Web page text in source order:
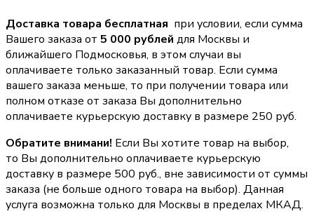
Доставка товара бесплатная при условии, если сумма
Вашего заказа от 5 000 рублей для Москвы и
ближайшего Подмосковья, в этом случаи вы
оплачиваете только заказанный товар. Если сумма
вашего заказа меньше, то при получении товара или
полном отказе от заказа Вы дополнительно
оплачиваете курьерскую доставку в размере 250 руб.
Обратите внимани! Если Вы хотите товар на выбор,
то Вы дополнительно оплачиваете курьерскую
доставку в размере 500 руб., вне зависимости от суммы
заказа (не больше одного товара на выбор). Данная
услуга возможна только для Москвы в пределах МКАД.